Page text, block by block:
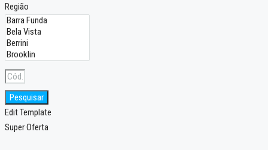
Região
Pesquisar
Edit Template
Super Oferta